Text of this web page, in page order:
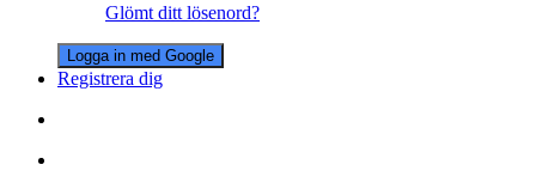
Glömt ditt lösenord?
Logga in med Google
Registrera dig